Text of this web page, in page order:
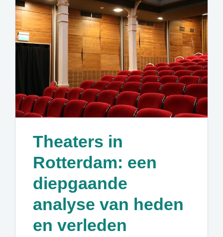
Theaters in
Rotterdam: een
diepgaande
analyse van heden
en verleden